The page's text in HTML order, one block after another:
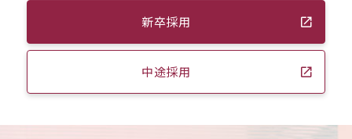
新卒採用
中途採用